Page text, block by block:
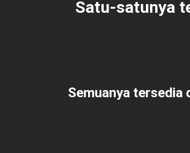
Satu-satunya
Semuanya tersedia